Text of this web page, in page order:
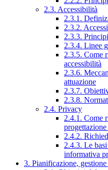
2.3. Accessibilità
2.3.1.
2.3.2.
2.3.3.
2.3.4. Linee
2.3.5. Come
accessibilità
2.3.6.
attuazione
2.3.7.
2.3.8.
2.4. Privacy
2.4.1. Come
2.4.2.
2.4.3. Le
informativa
3. Pianificazione, gestione